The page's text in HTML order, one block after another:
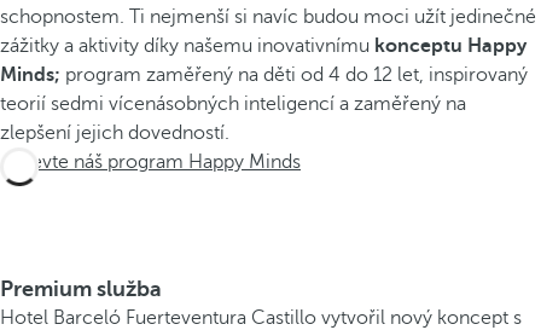
schopnostem. Ti nejmenší si navíc budou moci užít jedinečné
zážitky a aktivity díky našemu inovativnímu konceptu Happy
Minds; program zaměřený na děti od 4 do 12 let, inspirovaný
teorií sedmi vícenásobných inteligencí a zaměřený na
zlepšení jejich dovedností.
Objevte náš program Happy Minds
Premium služba
Hotel Barceló Fuerteventura Castillo vytvořil nový koncept s